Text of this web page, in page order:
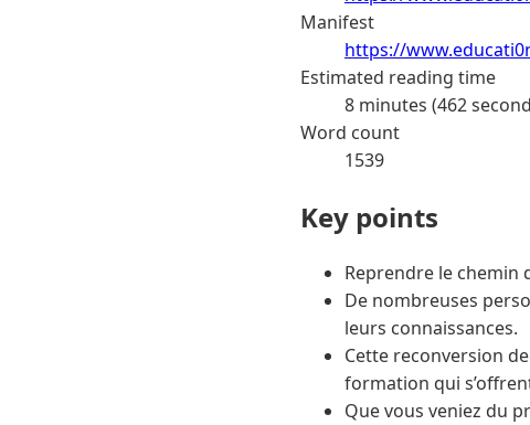
Manifest
https://
Estimated reading time
8 minutes (462
Word count
1539
Key points
Reprendre le chemin
De nombreuses
leurs connaissances.
Cette reconversion
formation qui
Que vous veniez du